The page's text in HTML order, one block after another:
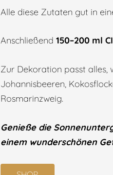
Alle diese Zutaten gut in
Anschließend 150–200 ml
Zur Dekoration passt alles,
Johannisbeeren,
Rosmarinzweig.
Genieße die
einem wunderschönen